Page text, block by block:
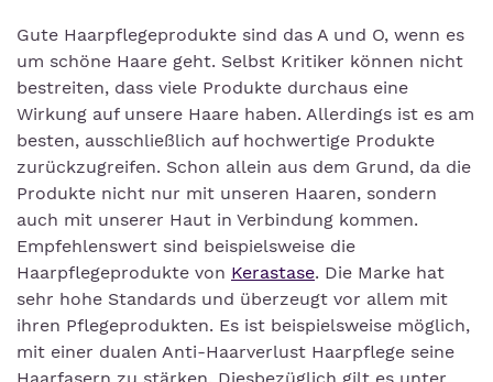
Gute Haarpflegeprodukte sind das A und O, wenn es
um schöne Haare geht. Selbst Kritiker können nicht
bestreiten, dass viele Produkte durchaus eine
Wirkung auf unsere Haare haben. Allerdings ist es am
besten, ausschließlich auf hochwertige Produkte
zurückzugreifen. Schon allein aus dem Grund, da die
Produkte nicht nur mit unseren Haaren, sondern
auch mit unserer Haut in Verbindung kommen.
Empfehlenswert sind beispielsweise die
Haarpflegeprodukte von Kerastase. Die Marke hat
sehr hohe Standards und überzeugt vor allem mit
ihren Pflegeprodukten. Es ist beispielsweise möglich,
mit einer dualen Anti-Haarverlust Haarpflege seine